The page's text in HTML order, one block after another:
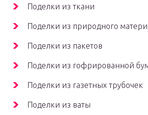
Поделки из ткани
Поделки из природного
Поделки из пакетов
Поделки из гофрированной
Поделки из газетных трубочек
Поделки из ваты